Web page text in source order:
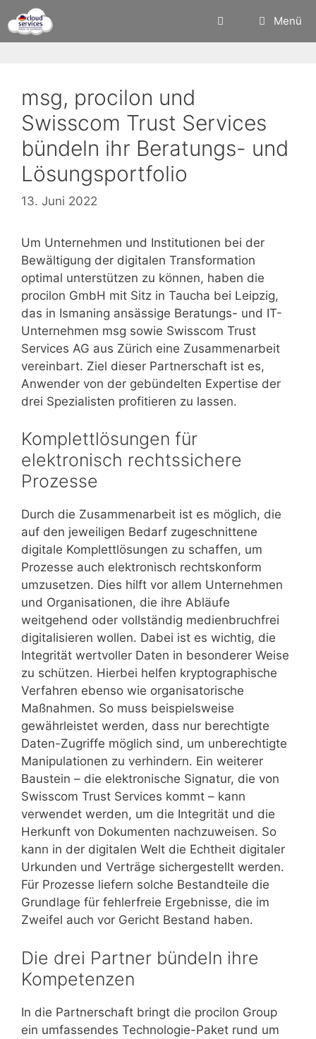
Inhalt
springen
Menü
msg, procilon und
Swisscom Trust Services
bündeln ihr Beratungs- und
Lösungsportfolio
13. Juni 2022
Um Unternehmen und Institutionen bei der
Bewältigung der digitalen Transformation
optimal unterstützen zu können, haben die
procilon GmbH mit Sitz in Taucha bei Leipzig,
das in Ismaning ansässige Beratungs- und IT-
Unternehmen msg sowie Swisscom Trust
Services AG aus Zürich eine Zusammenarbeit
vereinbart. Ziel dieser Partnerschaft ist es,
Anwender von der gebündelten Expertise der
drei Spezialisten profitieren zu lassen.
Komplettlösungen für
elektronisch rechtssichere
Prozesse
Durch die Zusammenarbeit ist es möglich, die
auf den jeweiligen Bedarf zugeschnittene
digitale Komplettlösungen zu schaffen, um
Prozesse auch elektronisch rechtskonform
umzusetzen. Dies hilft vor allem Unternehmen
und Organisationen, die ihre Abläufe
weitgehend oder vollständig medienbruchfrei
digitalisieren wollen. Dabei ist es wichtig, die
Integrität wertvoller Daten in besonderer Weise
zu schützen. Hierbei helfen kryptographische
Verfahren ebenso wie organisatorische
Maßnahmen. So muss beispielsweise
gewährleistet werden, dass nur berechtigte
Daten-Zugriffe möglich sind, um unberechtigte
Manipulationen zu verhindern. Ein weiterer
Baustein – die elektronische Signatur, die von
Swisscom Trust Services kommt – kann
verwendet werden, um die Integrität und die
Herkunft von Dokumenten nachzuweisen. So
kann in der digitalen Welt die Echtheit digitaler
Urkunden und Verträge sichergestellt werden.
Für Prozesse liefern solche Bestandteile die
Grundlage für fehlerfreie Ergebnisse, die im
Zweifel auch vor Gericht Bestand haben.
Die drei Partner bündeln ihre
Kompetenzen
In die Partnerschaft bringt die procilon Group
ein umfassendes Technologie-Paket rund um